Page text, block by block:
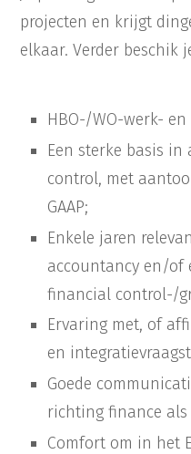
projecten en krijgt
elkaar. Verder beschik
HBO-/WO-werk-
Een sterke basis
control, met
GAAP;
Enkele jaren
accountancy en/of
financial control-/
Ervaring met, of
en
Goede
richting finance als
Comfort om in het